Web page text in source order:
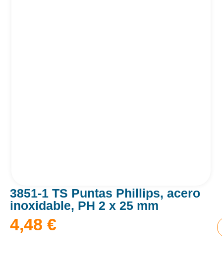
3851-1 TS Puntas Phillips, acero
inoxidable, PH 2 x 25 mm
4,48 €